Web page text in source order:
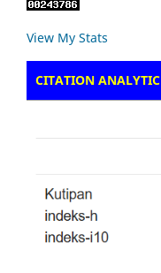
View My Stats
CITATION ANALYTIC